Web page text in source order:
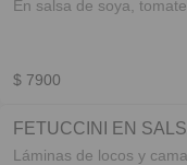
En salsa de soya,
$ 7900
FETUCCINI EN
Láminas de locos y